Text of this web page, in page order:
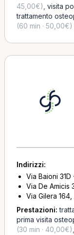
45,00€) visita
trattamento
(60 min · 50,00€)
Indirizzi:
Via Baioni
Via De Amicis
Via Gilera
Prestazioni:
prima visita
(30 min · 40,00€)